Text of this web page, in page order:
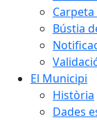
Bústia
El Municipi
Història
Dades